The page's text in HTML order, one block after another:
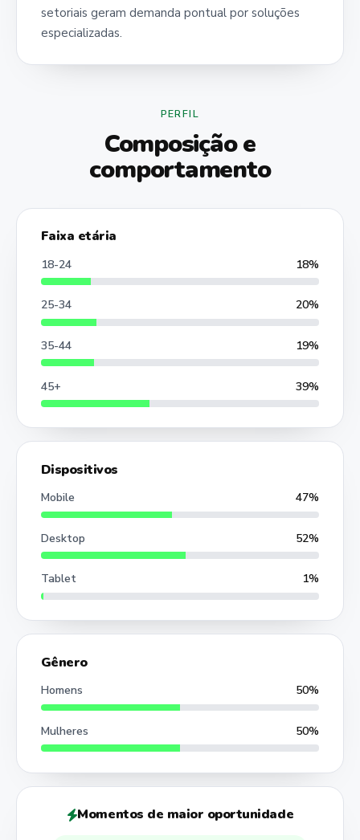
setoriais geram demanda pontual por soluções
especializadas.
PERFIL
Composição e
comportamento
Faixa etária
18-24 18%
25-34 20%
35-44 19%
45+ 39%
Dispositivos
Mobile 47%
Desktop 52%
Tablet 1%
Gênero
Homens 50%
Mulheres 50%
Momentos de maior oportunidade